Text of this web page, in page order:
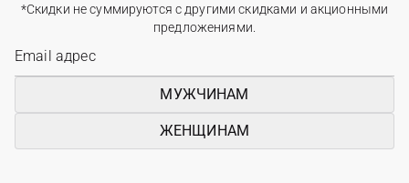
*Скидки не суммируются с другими скидками и акционными
предложениями.
МУЖЧИНАМ
ЖЕНЩИНАМ